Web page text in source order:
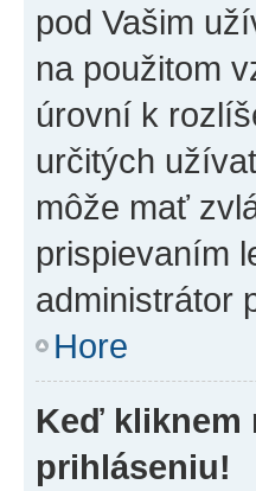
pod Vašim
na použitom
úrovní k
určitých
môže mať
prispievaním
administrátor
Hore
Keď kliknem
prihláseniu!